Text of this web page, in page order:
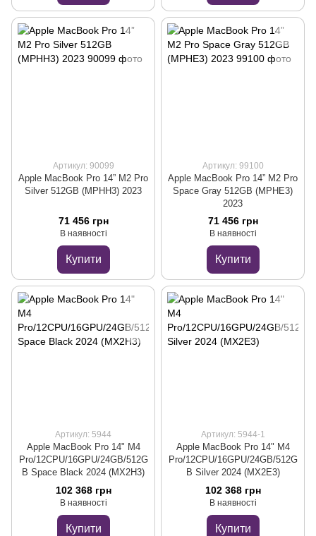
Артикул: 90099
Apple MacBook Pro 14” M2 Pro
Silver 512GB (MPHH3) 2023
71 456 грн
В наявності
Купити
Артикул: 99100
Apple MacBook Pro 14” M2 Pro
Space Gray 512GB (MPHE3)
2023
71 456 грн
В наявності
Купити
Артикул: 5944
Apple MacBook Pro 14" M4
Pro/12CPU/16GPU/24GB/512G
B Space Black 2024 (MX2H3)
102 368 грн
В наявності
Купити
Артикул: 5944-1
Apple MacBook Pro 14" M4
Pro/12CPU/16GPU/24GB/512G
B Silver 2024 (MX2E3)
102 368 грн
В наявності
Купити